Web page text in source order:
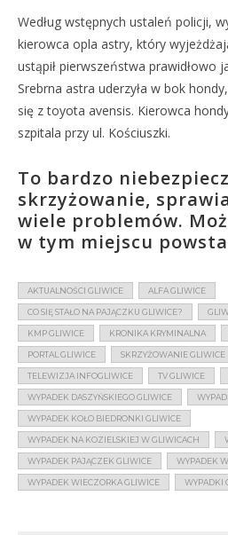
Według wstępnych ustaleń policji,
kierowca opla astry, który
ustąpił pierwszeństwa prawidłowo
Srebrna astra uderzyła w bok
się z toyota avensis. Kierowca
szpitala przy ul. Kościuszki.
To bardzo
skrzyżowanie,
wiele problemów.
w tym miejscu
AKTUALNOŚCI GLIWICE ALFA GLIWICE
CO SIĘ STAŁO NA PAJĄCZKU GLIWICE?
KMP GLIWICE KRONIKA KRYMINALNA
PORTAL GLIWICE SKRZYŻOWANIE GLIWICE
TELEWIZJA INFOGLIWICE TV GLIWICE
WYPADEK DASZYŃSKIEGO GLIWICE
WYPADEK KOŁO BIEDRONKI GLIWICE
WYPADEK NA KOZIELSKIEJ W GLIWICACH
WYPADEK PAJĄCZEK GLIWICE WYPADEK W
WYPADEK WIECZORKA GLIWICE WYPADKI